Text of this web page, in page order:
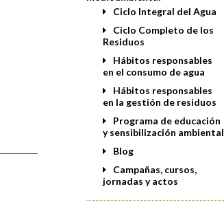
Ciclo Integral del Agua
Ciclo Completo de los
Residuos
Hábitos responsables
en el consumo de agua
Hábitos responsables
en la gestión de residuos
Programa de educación
y sensibilización ambiental
Blog
Campañas, cursos,
jornadas y actos